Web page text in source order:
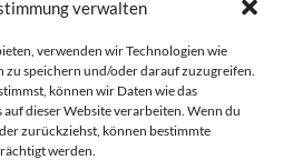
verwalten
verwenden wir Technologien wie
speichern und/oder darauf zuzugreifen.
können wir Daten wie das
dieser Website verarbeiten. Wenn du
zurückziehst, können bestimmte
werden.